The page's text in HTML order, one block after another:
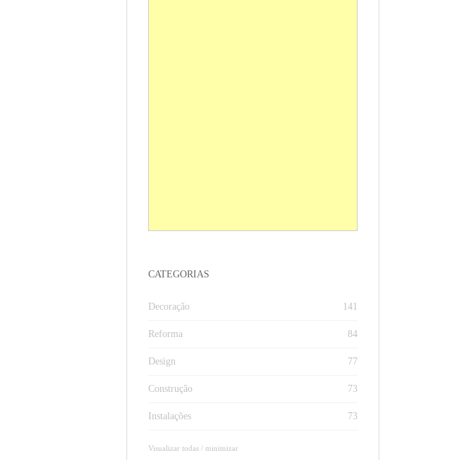
CATEGORIAS
Decoração 141
Reforma 84
Design 77
Construção 73
Instalações 73
Visualizar todas / minimizar